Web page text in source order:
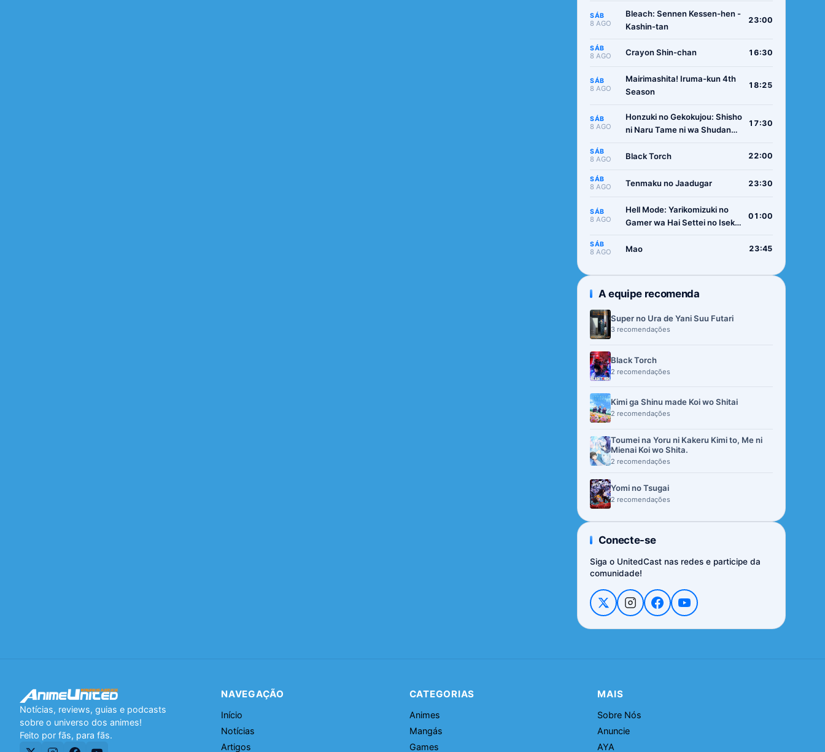
SÁB
8 AGO
Bleach: Sennen Kessen-hen -
Kashin-tan
23:00
SÁB
8 AGO Crayon Shin-chan 16:30
SÁB
8 AGO
Mairimashita! Iruma-kun 4th
Season
18:25
SÁB
8 AGO
Honzuki no Gekokujou: Shisho
ni Naru Tame ni wa Shudan
Ryoushu no Youjo
17:30
SÁB
8 AGO Black Torch 22:00
SÁB
8 AGO Tenmaku no Jaadugar 23:30
SÁB
8 AGO
Hell Mode: Yarikomizuki no
Gamer wa Hai Settei no Isekai
01:00
SÁB
8 AGO Mao 23:45
A equipe recomenda
Super no Ura de Yani Suu Futari
3 recomendações
Black Torch
2 recomendações
Kimi ga Shinu made Koi wo Shitai
2 recomendações
Toumei na Yoru ni Kakeru Kimi to, Me ni
Mienai Koi wo Shita.
2 recomendações
Yomi no Tsugai
2 recomendações
Conecte-se
Siga o UnitedCast nas redes e participe da
comunidade!
Notícias, reviews, guias e podcasts
sobre o universo dos animes!
Feito por fãs, para fãs.
NAVEGAÇÃO
Início
Notícias
Artigos
CATEGORIAS
Animes
Mangás
Games
MAIS
Sobre Nós
Anuncie
AYA